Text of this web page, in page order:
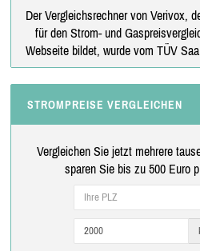
Der Vergleichsrechner von Verivox,
für den Strom- und
Webseite bildet, wurde vom TÜV
STROMPREISE VERGLEICHEN
Vergleichen Sie jetzt mehrere
sparen Sie bis zu 500 Euro